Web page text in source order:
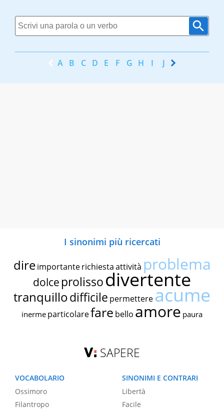
A B C D E F G H I J K
I sinonimi più ricercati
dire importante richiestaattività problema
dolce prolissodivertente
tranquillodifficile permettereacume
inerme particolarefare bello amore paura
SAPERE
VOCABOLARIO
Ossimoro
Filantropo
SINONIMI E CONTRARI
Libertà
Facile